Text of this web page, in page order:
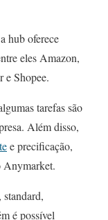
hub oferece
eles Amazon,
e Shopee.
tarefas são
Além disso,
e precificação,
Anymarket.
é possível